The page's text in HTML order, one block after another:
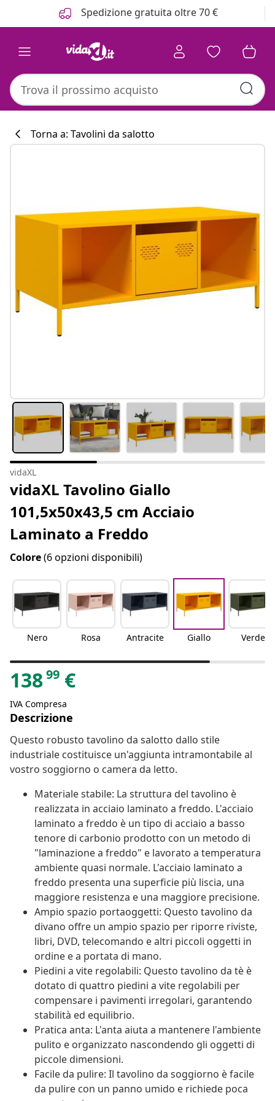
Spedizione gratuita oltre 70 €
Torna a: Tavolini da salotto
vidaXL
vidaXL Tavolino Giallo
101,5x50x43,5 cm Acciaio
Laminato a Freddo
Colore(6 opzioni disponibili)
Nero Rosa Antracite Giallo Verde
13899 €
IVA Compresa
Descrizione
Questo robusto tavolino da salotto dallo stile
industriale costituisce un'aggiunta intramontabile al
vostro soggiorno o camera da letto.
Materiale stabile: La struttura del tavolino è
realizzata in acciaio laminato a freddo. L'acciaio
laminato a freddo è un tipo di acciaio a basso
tenore di carbonio prodotto con un metodo di
"laminazione a freddo" e lavorato a temperatura
ambiente quasi normale. L'acciaio laminato a
freddo presenta una superficie più liscia, una
maggiore resistenza e una maggiore precisione.
Ampio spazio portaoggetti: Questo tavolino da
divano offre un ampio spazio per riporre riviste,
libri, DVD, telecomando e altri piccoli oggetti in
ordine e a portata di mano.
Piedini a vite regolabili: Questo tavolino da tè è
dotato di quattro piedini a vite regolabili per
compensare i pavimenti irregolari, garantendo
stabilità ed equilibrio.
Pratica anta: L'anta aiuta a mantenere l'ambiente
pulito e organizzato nascondendo gli oggetti di
piccole dimensioni.
Facile da pulire: Il tavolino da soggiorno è facile
da pulire con un panno umido e richiede poca